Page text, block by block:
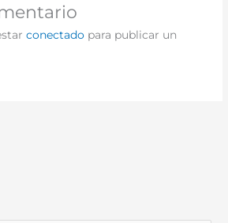
conectadopara publicar un